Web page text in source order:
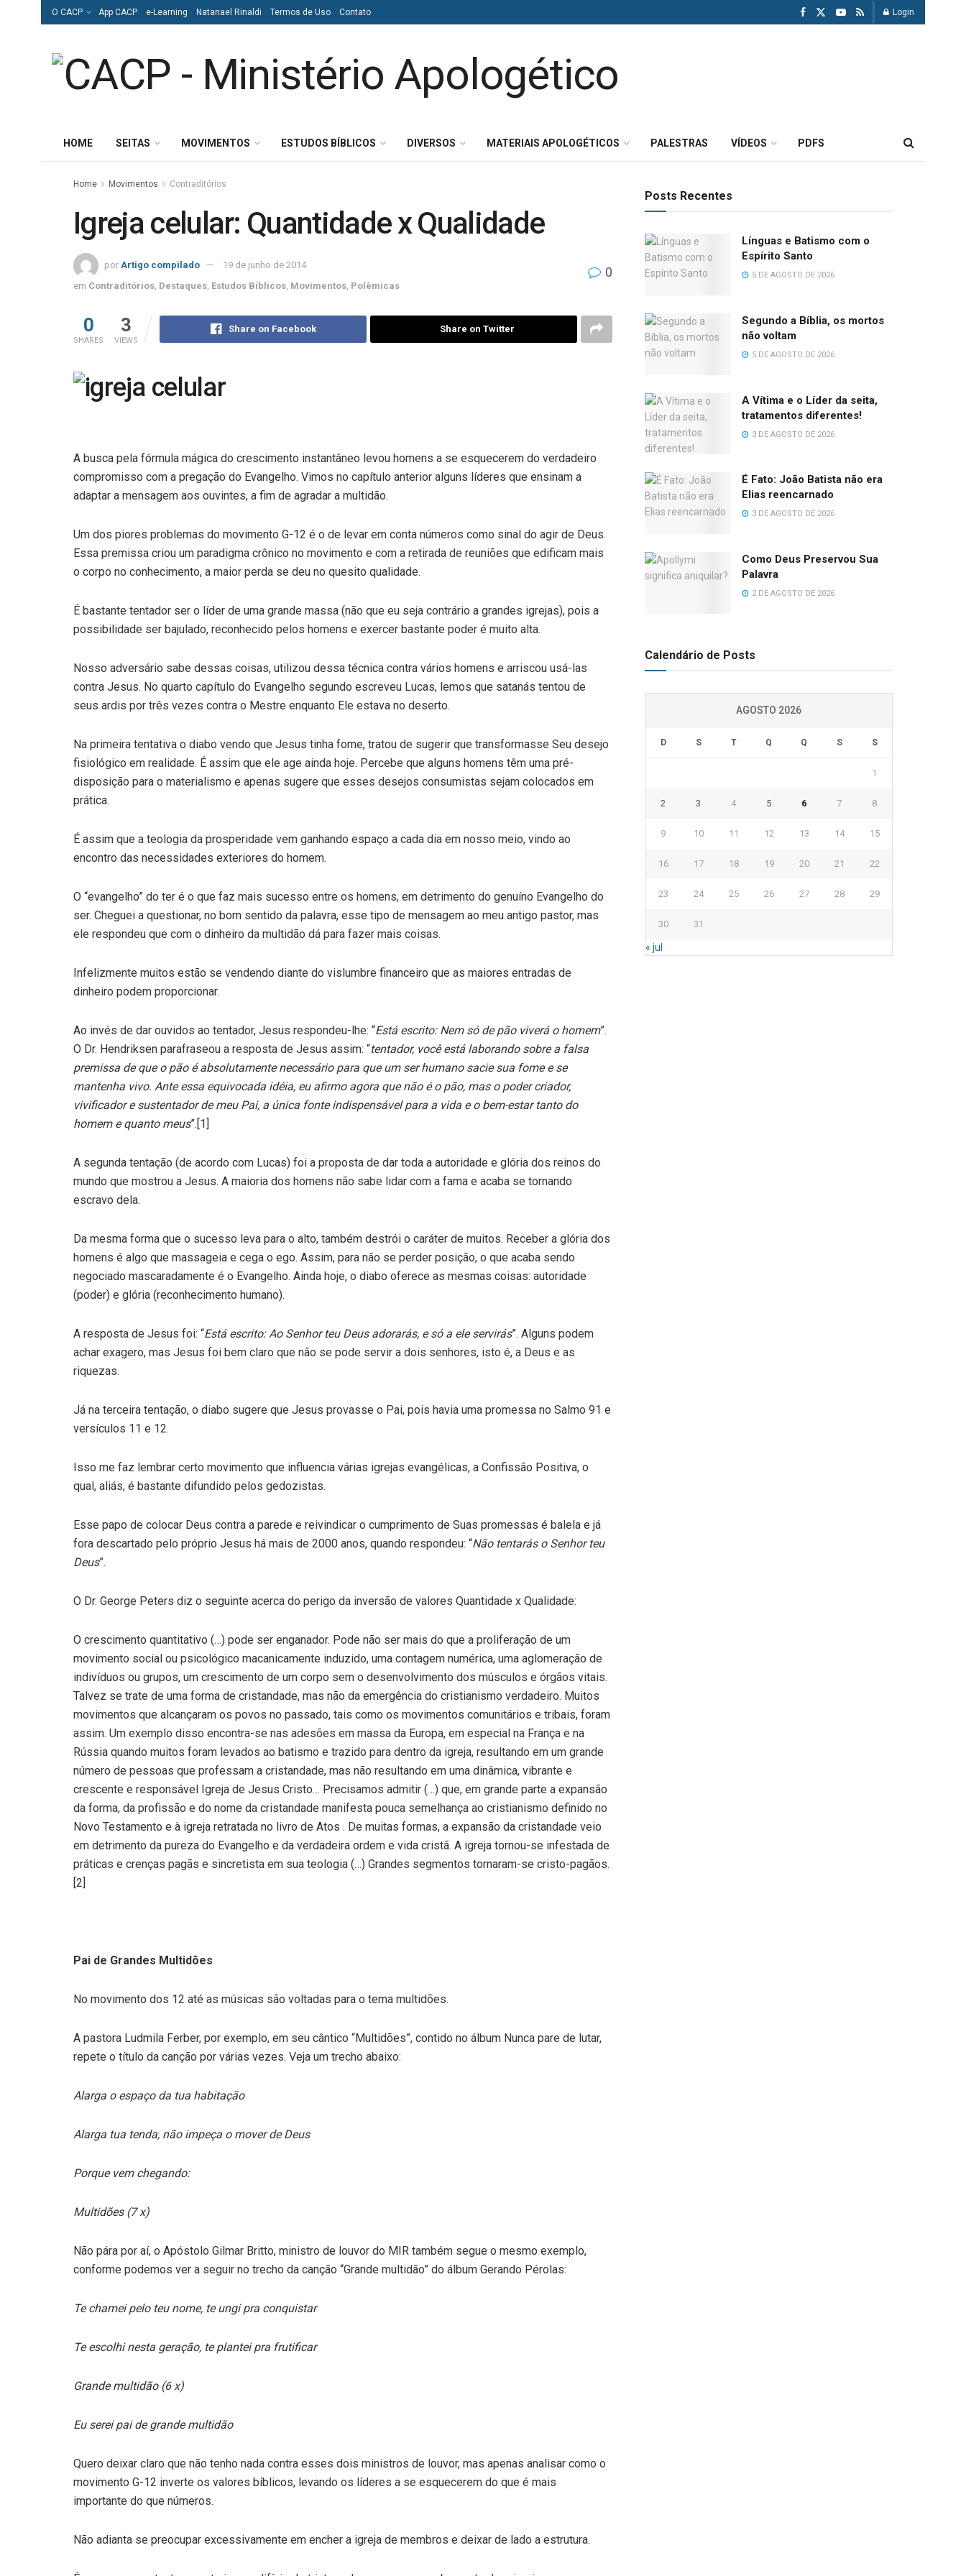
O CACP App CACP e-Learning Natanael Rinaldi Termos de Uso Contato Login
HOME SEITAS MOVIMENTOS ESTUDOS BÍBLICOS DIVERSOS MATERIAIS APOLOGÉTICOS PALESTRAS VÍDEOS PDFS
Home Movimentos Contraditórios
Igreja celular: Quantidade x Qualidade
por Artigo compilado
19 de junho de 2014
em Contraditórios Destaques Estudos Bíblicos Movimentos Polêmicas
0
0
SHARES
3
VIEWS
Share on Facebook Share on Twitter
A busca pela fórmula mágica do crescimento instantâneo levou homens a se esquecerem do verdadeiro
compromisso com a pregação do Evangelho. Vimos no capítulo anterior alguns líderes que ensinam a
adaptar a mensagem aos ouvintes, a fim de agradar a multidão.
Um dos piores problemas do movimento G-12 é o de levar em conta números como sinal do agir de Deus.
Essa premissa criou um paradigma crônico no movimento e com a retirada de reuniões que edificam mais
o corpo no conhecimento, a maior perda se deu no quesito qualidade.
É bastante tentador ser o líder de uma grande massa (não que eu seja contrário a grandes igrejas), pois a
possibilidade ser bajulado, reconhecido pelos homens e exercer bastante poder é muito alta.
Nosso adversário sabe dessas coisas, utilizou dessa técnica contra vários homens e arriscou usá-las
contra Jesus. No quarto capítulo do Evangelho segundo escreveu Lucas, lemos que satanás tentou de
seus ardis por três vezes contra o Mestre enquanto Ele estava no deserto.
Na primeira tentativa o diabo vendo que Jesus tinha fome, tratou de sugerir que transformasse Seu desejo
fisiológico em realidade. É assim que ele age ainda hoje. Percebe que alguns homens têm uma pré-
disposição para o materialismo e apenas sugere que esses desejos consumistas sejam colocados em
prática.
É assim que a teologia da prosperidade vem ganhando espaço a cada dia em nosso meio, vindo ao
encontro das necessidades exteriores do homem.
O “evangelho” do ter é o que faz mais sucesso entre os homens, em detrimento do genuíno Evangelho do
ser. Cheguei a questionar, no bom sentido da palavra, esse tipo de mensagem ao meu antigo pastor, mas
ele respondeu que com o dinheiro da multidão dá para fazer mais coisas.
Infelizmente muitos estão se vendendo diante do vislumbre financeiro que as maiores entradas de
dinheiro podem proporcionar.
Ao invés de dar ouvidos ao tentador, Jesus respondeu-lhe: “Está escrito: Nem só de pão viverá o homem”.
O Dr. Hendriksen parafraseou a resposta de Jesus assim: “tentador, você está laborando sobre a falsa
premissa de que o pão é absolutamente necessário para que um ser humano sacie sua fome e se
mantenha vivo. Ante essa equivocada idéia, eu afirmo agora que não é o pão, mas o poder criador,
vivificador e sustentador de meu Pai, a única fonte indispensável para a vida e o bem-estar tanto do
homem e quanto meus”.[1]
A segunda tentação (de acordo com Lucas) foi a proposta de dar toda a autoridade e glória dos reinos do
mundo que mostrou a Jesus. A maioria dos homens não sabe lidar com a fama e acaba se tornando
escravo dela.
Da mesma forma que o sucesso leva para o alto, também destrói o caráter de muitos. Receber a glória dos
homens é algo que massageia e cega o ego. Assim, para não se perder posição, o que acaba sendo
negociado mascaradamente é o Evangelho. Ainda hoje, o diabo oferece as mesmas coisas: autoridade
(poder) e glória (reconhecimento humano).
A resposta de Jesus foi: “Está escrito: Ao Senhor teu Deus adorarás, e só a ele servirás”. Alguns podem
achar exagero, mas Jesus foi bem claro que não se pode servir a dois senhores, isto é, a Deus e as
riquezas.
Já na terceira tentação, o diabo sugere que Jesus provasse o Pai, pois havia uma promessa no Salmo 91 e
versículos 11 e 12.
Isso me faz lembrar certo movimento que influencia várias igrejas evangélicas, a Confissão Positiva, o
qual, aliás, é bastante difundido pelos gedozistas.
Esse papo de colocar Deus contra a parede e reivindicar o cumprimento de Suas promessas é balela e já
fora descartado pelo próprio Jesus há mais de 2000 anos, quando respondeu: “Não tentarás o Senhor teu
Deus”.
O Dr. George Peters diz o seguinte acerca do perigo da inversão de valores Quantidade x Qualidade:
O crescimento quantitativo (…) pode ser enganador. Pode não ser mais do que a proliferação de um
movimento social ou psicológico macanicamente induzido, uma contagem numérica, uma aglomeração de
indivíduos ou grupos, um crescimento de um corpo sem o desenvolvimento dos músculos e órgãos vitais.
Talvez se trate de uma forma de cristandade, mas não da emergência do cristianismo verdadeiro. Muitos
movimentos que alcançaram os povos no passado, tais como os movimentos comunitários e tribais, foram
assim. Um exemplo disso encontra-se nas adesões em massa da Europa, em especial na França e na
Rússia quando muitos foram levados ao batismo e trazido para dentro da igreja, resultando em um grande
número de pessoas que professam a cristandade, mas não resultando em uma dinâmica, vibrante e
crescente e responsável Igreja de Jesus Cristo… Precisamos admitir (…) que, em grande parte a expansão
da forma, da profissão e do nome da cristandade manifesta pouca semelhança ao cristianismo definido no
Novo Testamento e à igreja retratada no livro de Atos . De muitas formas, a expansão da cristandade veio
em detrimento da pureza do Evangelho e da verdadeira ordem e vida cristã. A igreja tornou-se infestada de
práticas e crenças pagãs e sincretista em sua teologia (…) Grandes segmentos tornaram-se cristo-pagãos.
[2]
Pai de Grandes Multidões
No movimento dos 12 até as músicas são voltadas para o tema multidões.
A pastora Ludmila Ferber, por exemplo, em seu cântico “Multidões”, contido no álbum Nunca pare de lutar,
repete o título da canção por várias vezes. Veja um trecho abaixo:
Alarga o espaço da tua habitação
Alarga tua tenda, não impeça o mover de Deus
Porque vem chegando:
Multidões (7 x)
Não pára por aí, o Apóstolo Gilmar Britto, ministro de louvor do MIR também segue o mesmo exemplo,
conforme podemos ver a seguir no trecho da canção “Grande multidão” do álbum Gerando Pérolas:
Te chamei pelo teu nome, te ungi pra conquistar
Te escolhi nesta geração, te plantei pra frutificar
Grande multidão (6 x)
Eu serei pai de grande multidão
Quero deixar claro que não tenho nada contra esses dois ministros de louvor, mas apenas analisar como o
movimento G-12 inverte os valores bíblicos, levando os líderes a se esquecerem do que é mais
importante do que números.
Não adianta se preocupar excessivamente em encher a igreja de membros e deixar de lado a estrutura.
Posts Recentes
Línguas e Batismo com o
Espírito Santo
5 DE AGOSTO DE 2026
Segundo a Bíblia, os mortos
não voltam
5 DE AGOSTO DE 2026
A Vítima e o Líder da seita,
tratamentos diferentes!
3 DE AGOSTO DE 2026
É Fato: João Batista não era
Elias reencarnado
3 DE AGOSTO DE 2026
Como Deus Preservou Sua
Palavra
2 DE AGOSTO DE 2026
Calendário de Posts
AGOSTO 2026
D S T Q Q S S
1
2 3 4 5 6 7 8
9 10 11 12 13 14 15
16 17 18 19 20 21 22
23 24 25 26 27 28 29
30 31
« jul